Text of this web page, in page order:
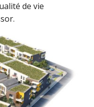
de vie